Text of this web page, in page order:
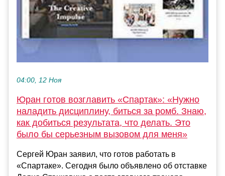
04:00, 12 Ноя
Юран готов возглавить «Спартак»: «Нужно
наладить дисциплину, биться за ромб. Знаю,
как добиться результата, что делать. Это
было бы серьезным вызовом для меня»
Сергей Юран заявил, что готов работать в
«Спартаке». Сегодня было объявлено об отставке